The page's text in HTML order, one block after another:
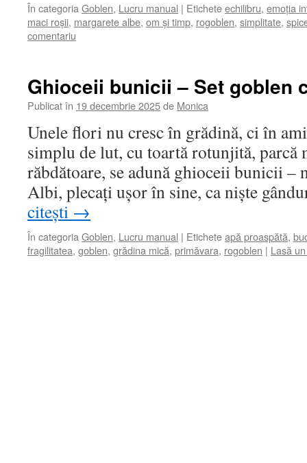
În categoria Goblen, Lucru manual | Eticheteechilibru, emoția
maci roșii, margarete albe, om și timp, rogoblen, simplitate,
comentariu
Ghioceii bunicii – Set goblen
Publicat în 19 decembrie 2025de Monica
Unele flori nu cresc în grădină, ci în
simplu de lut, cu toartă rotunjită, parcă
răbdătoare, se adună ghioceii bunicii
Albi, plecați ușor în sine, ca niște
citești →
În categoria Goblen, Lucru manual | Eticheteapă proaspătă,
fragilitatea, goblen, grădina mică, primăvara, rogoblen | Lasă